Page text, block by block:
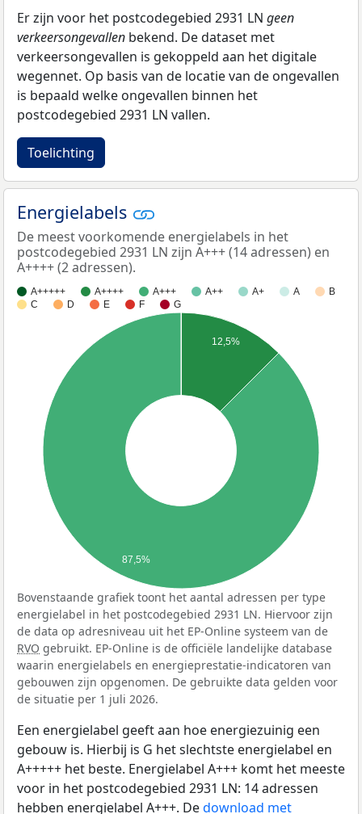
Er zijn voor het postcodegebied 2931 LN geen
verkeersongevallen bekend. De dataset met
verkeersongevallen is gekoppeld aan het digitale
wegennet. Op basis van de locatie van de ongevallen
is bepaald welke ongevallen binnen het
postcodegebied 2931 LN vallen.
Toelichting
Energielabels
De meest voorkomende energielabels in het
postcodegebied 2931 LN zijn A+++ (14 adressen) en
A++++ (2 adressen).
A+++++ A++++ A+++ A++ A+ A
B
C
D E F G
12,5%
87,5%
Bovenstaande grafiek toont het aantal adressen per type
energielabel in het postcodegebied 2931 LN. Hiervoor zijn
de data op adresniveau uit het EP-Online systeem van de
RVO gebruikt. EP-Online is de officiële landelijke database
waarin energielabels en energieprestatie-indicatoren van
gebouwen zijn opgenomen. De gebruikte data gelden voor
de situatie per 1 juli 2026.
Een energielabel geeft aan hoe energiezuinig een
gebouw is. Hierbij is G het slechtste energielabel en
A+++++ het beste. Energielabel A+++ komt het meeste
voor in het postcodegebied 2931 LN: 14 adressen
hebben energielabel A+++. Dedownload met